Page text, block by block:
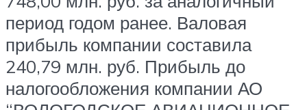
период годом ранее. Валовая
прибыль компании составила
240,79 млн. руб. Прибыль до
налогообложения компании АО